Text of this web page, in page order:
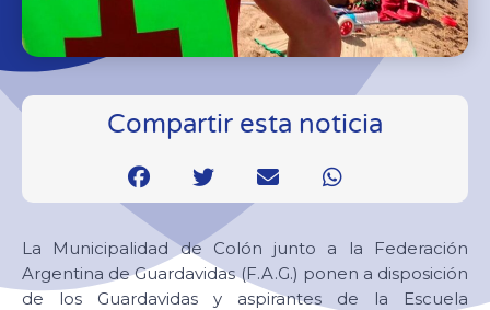
Compartir esta noticia
La Municipalidad de Colón junto a la Federación
Argentina de Guardavidas (F.A.G.) ponen a disposición
de los Guardavidas y aspirantes de la Escuela